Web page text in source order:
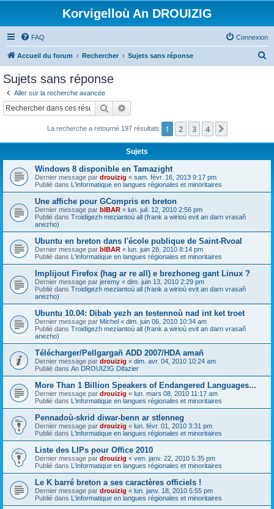
Korvigelloù An DROUIZIG
FAQ Connexion
Accueil du forum Rechercher Sujets sans réponse
c
Sujets sans réponse
Aller sur la recherche avancée
Rechercher
La recherche a retourné 197 résultats 1 2 3 4
Sujets
Windows 8 disponible en Tamazight
Dernier message par drouizig « sam. févr. 16, 2013 9:17 pm
Publié dans L'informatique en langues régionales et minoritaires
Une affiche pour GCompris en breton
Dernier message par bIBAR « lun. juil. 12, 2010 2:56 pm
Publié dans Troidigezh meziantoù all (frank a wirioù evit an darn vrasañ
anezho)
Ubuntu en breton dans l'école publique de Saint-Rvoal
Dernier message par bIBAR « lun. juin 28, 2010 8:14 pm
Publié dans L'informatique en langues régionales et minoritaires
Implijout Firefox (hag ar re all) e brezhoneg gant Linux ?
Dernier message par jeremy « dim. juin 13, 2010 2:29 pm
Publié dans Troidigezh meziantoù all (frank a wirioù evit an darn vrasañ
anezho)
Ubuntu 10.04: Dibab yezh an testennoù nad int ket troet
Dernier message par Michel « dim. juin 06, 2010 10:34 am
Publié dans Troidigezh meziantoù all (frank a wirioù evit an darn vrasañ
anezho)
Télécharger/Pellgargañ ADD 2007/HDA amañ
Dernier message par drouizig « dim. avr. 04, 2010 10:24 am
Publié dans An DROUIZIG Difazier
More Than 1 Billion Speakers of Endangered Languages...
Dernier message par drouizig « lun. mars 08, 2010 11:17 am
Publié dans L'informatique en langues régionales et minoritaires
Pennadoù-skrid diwar-benn ar stlenneg
Dernier message par drouizig « lun. févr. 01, 2010 3:31 pm
Publié dans L'informatique en langues régionales et minoritaires
Liste des LIPs pour Office 2010
Dernier message par drouizig « ven. janv. 22, 2010 5:35 pm
Publié dans L'informatique en langues régionales et minoritaires
Le K barré breton a ses caractères officiels !
Dernier message par drouizig « lun. janv. 18, 2010 5:55 pm
Publié dans L'informatique en langues régionales et minoritaires